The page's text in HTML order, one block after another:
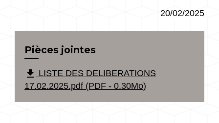
20/02/2025
Pièces jointes
file_download LISTE DES DELIBERATIONS
17.02.2025.pdf (PDF - 0.30Mo)